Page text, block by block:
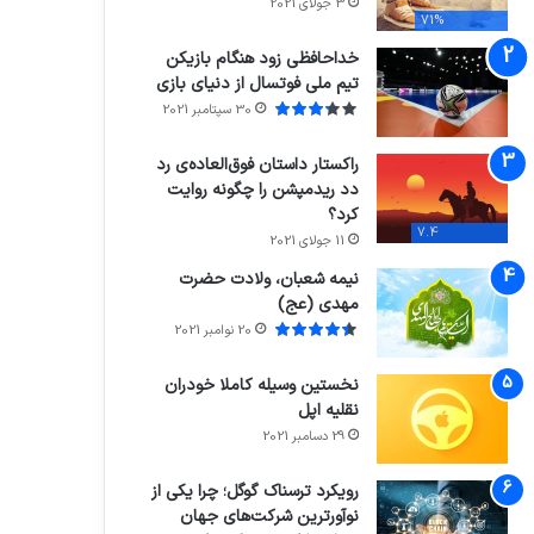
71%
3 جولای 2021
خداحافظی زود هنگام بازیکن
تیم ملی فوتسال از دنیای بازی
30 سپتامبر 2021
7.4
راکستار داستان فوق‌العاده‌ی رد
دد ریدمپشن را چگونه روایت
کرد؟
11 جولای 2021
نیمه شعبان، ولادت حضرت
مهدی (عج)
20 نوامبر 2021
نخستین وسیله کاملا خودران
نقلیه اپل
29 دسامبر 2021
رویکرد ترسناک گوگل؛ چرا یکی از
نوآورترین شرکت‌های جهان